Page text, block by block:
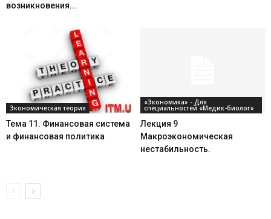
возникновения...
Экономическая теория
Тема 11. Финансовая система
и финансовая политика
«Экономика» - Для
специальностей «Медик-биолог»
Лекция 9
Макроэкономическая
нестабильность.